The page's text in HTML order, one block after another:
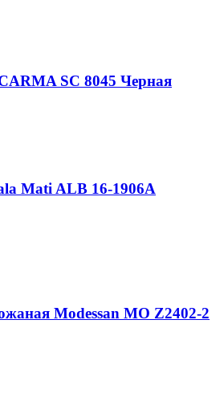
SC 8045 Черная
Mati ALB 16-1906A
Modessan MO Z2402-2